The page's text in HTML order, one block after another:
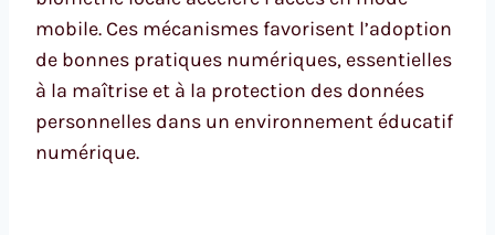
mobile. Ces mécanismes favorisent l’adoption
de bonnes pratiques numériques, essentielles
à la maîtrise et à la protection des données
personnelles dans un environnement éducatif
numérique.